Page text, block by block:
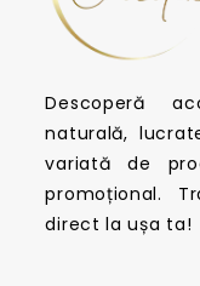
Descoperă
naturală,
variată de
promoțional.
direct la ușa ta!